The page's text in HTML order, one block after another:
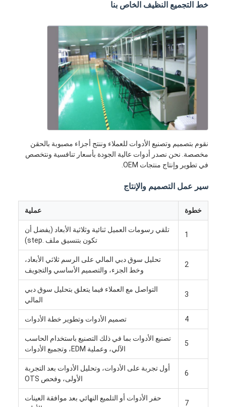
منتجات
خط التجميع النظيف الخاص بنا
نقوم بتصميم وتصنيع الأدوات للعملاء وننتج أجزاء مصبوبة بالحقن
مخصصة. نحن نصدر أدوات عالية الجودة بأسعار تنافسية ونتخصص
في تطوير وإنتاج منتجات OEM.
سير عمل التصميم والإنتاج
خطوة عملية
1
تلقي رسومات العميل ثنائية وثلاثية الأبعاد (يفضل أن
تكون بتنسيق ملف .step)
2
تحليل سوق دبي المالي على الرسم ثلاثي الأبعاد،
وخط الجزء، والتصميم الأساسي والتجويف
3
التواصل مع العملاء فيما يتعلق بتحليل سوق دبي
المالي
4 تصميم الأدوات وتطوير خطة الأدوات
5
تصنيع الأدوات بما في ذلك التصنيع باستخدام الحاسب
الآلي، وعملية EDM، وتجميع الأدوات
6
أول تجربة على الأدوات، وتحليل الأدوات بعد التجربة
الأولى، وفحص OTS
7
حفر الأدوات أو التلميع النهائي بعد موافقة العينات